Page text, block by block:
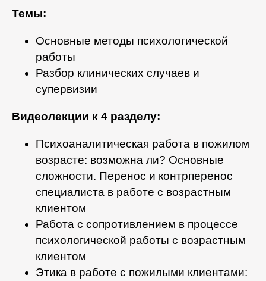
Темы:
Основные методы психологической
работы
Разбор клинических случаев и
супервизии
Видеолекции к 4 разделу:
Психоаналитическая работа в пожилом
возрасте: возможна ли? Основные
сложности. Перенос и контрперенос
специалиста в работе с возрастным
клиентом
Работа с сопротивлением в процессе
психологической работы с возрастным
клиентом
Этика в работе с пожилыми клиентами: